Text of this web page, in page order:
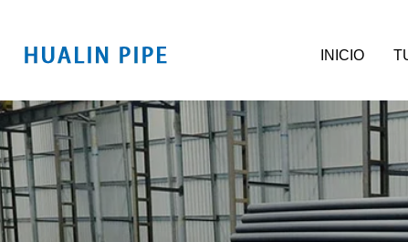
contenido
INICIO